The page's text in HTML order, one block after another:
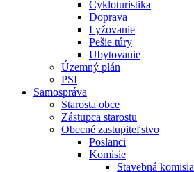
Cykloturistika
Doprava
Lyžovanie
Pešie túry
Ubytovanie
Územný plán
PSI
Samospráva
Starosta obce
Zástupca starostu
Obecné zastupiteľstvo
Poslanci
Komisie
Stavebná komisia